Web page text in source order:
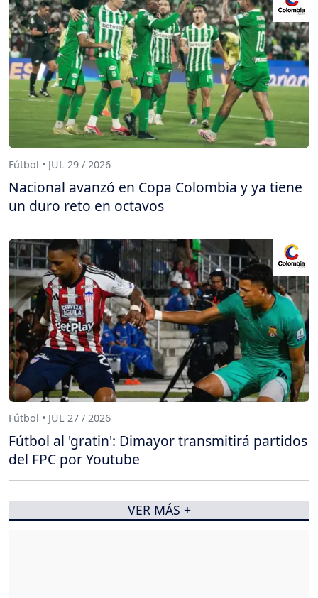
Fútbol • JUL 29 / 2026
Nacional avanzó en Copa Colombia y ya tiene
un duro reto en octavos
Fútbol • JUL 27 / 2026
Fútbol al 'gratin': Dimayor transmitirá partidos
del FPC por Youtube
VER MÁS +